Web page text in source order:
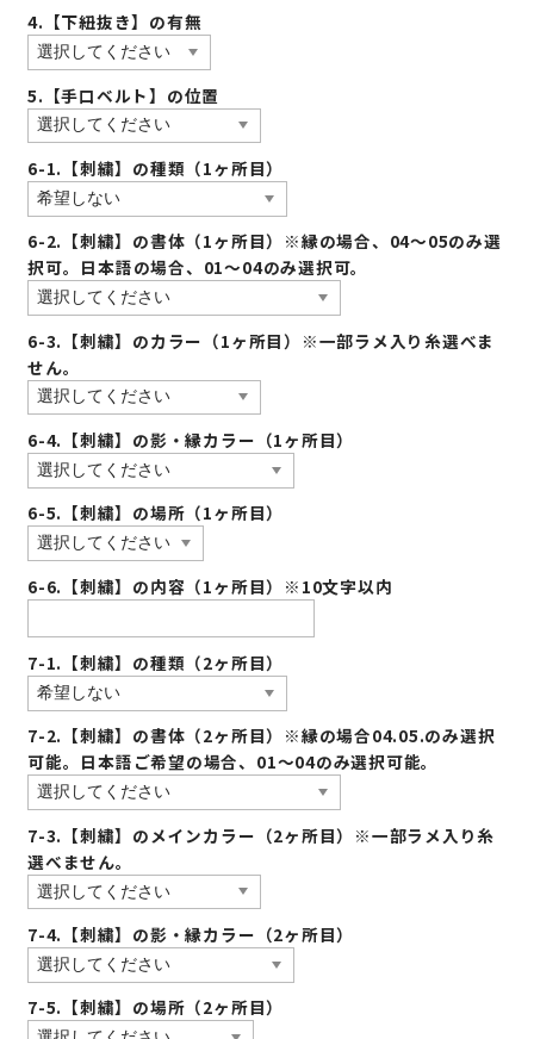
4.【下紐抜き】の有無
5.【手口ベルト】の位置
6-1.【刺繍】の種類（1ヶ所目）
6-2.【刺繍】の書体（1ヶ所目）※縁の場合、04〜05のみ選
択可。日本語の場合、01〜04のみ選択可。
6-3.【刺繍】のカラー（1ヶ所目）※一部ラメ入り糸選べま
せん。
6-4.【刺繍】の影・縁カラー（1ヶ所目）
6-5.【刺繍】の場所（1ヶ所目）
6-6.【刺繍】の内容（1ヶ所目）※10文字以内
7-1.【刺繍】の種類（2ヶ所目）
7-2.【刺繍】の書体（2ヶ所目）※縁の場合04.05.のみ選択
可能。日本語ご希望の場合、01〜04のみ選択可能。
7-3.【刺繍】のメインカラー（2ヶ所目）※一部ラメ入り糸
選べません。
7-4.【刺繍】の影・縁カラー（2ヶ所目）
7-5.【刺繍】の場所（2ヶ所目）